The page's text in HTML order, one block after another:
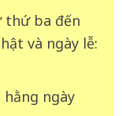
thứ ba đến
và ngày lễ:
ngày